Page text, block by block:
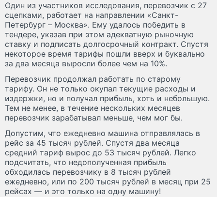
Один из участников исследования, перевозчик с 27
сцепками, работает на направлении «Санкт-
Петербург – Москва». Ему удалось победить в
тендере, указав при этом адекватную рыночную
ставку и подписать долгосрочный контракт. Спустя
некоторое время тарифы пошли вверх и буквально
за два месяца выросли более чем на 10%.
Перевозчик продолжал работать по старому
тарифу. Он не только окупал текущие расходы и
издержки, но и получал прибыль, хоть и небольшую.
Тем не менее, в течение нескольких месяцев
перевозчик зарабатывал меньше, чем мог бы.
Допустим, что ежедневно машина отправлялась в
рейс за 45 тысяч рублей. Спустя два месяца
средний тариф вырос до 53 тысяч рублей. Легко
подсчитать, что недополученная прибыль
обходилась перевозчику в 8 тысяч рублей
ежедневно, или по 200 тысяч рублей в месяц при 25
рейсах — и это только на одну машину!